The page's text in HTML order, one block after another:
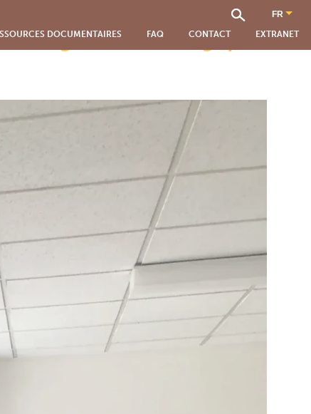
DOCUMENTAIRES FAQ CONTACT EXTRANET
religieuses de Belgique